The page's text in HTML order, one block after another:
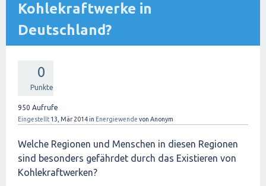
Kohlekraftwerke in
Deutschland?
0
Punkte
950 Aufrufe
Eingestellt 13, Mär 2014in Energiewende von Anonym
Welche Regionen und Menschen in diesen Regionen
sind besonders gefährdet durch das Existieren von
Kohlekraftwerken?